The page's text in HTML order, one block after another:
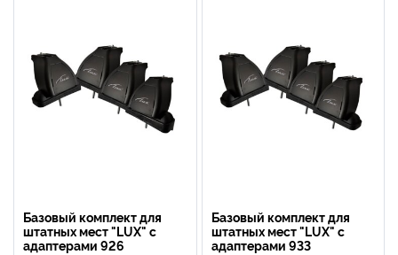
Базовый комплект для
штатных мест "LUX" с
адаптерами 926
Базовый комплект для
штатных мест "LUX" с
адаптерами 933